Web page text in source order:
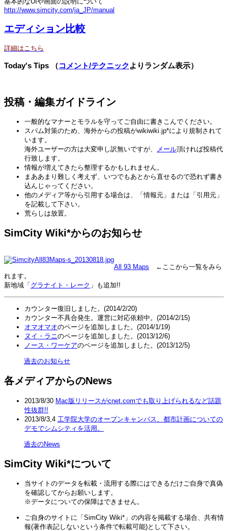
http://www.simcity.com/ja_JP/manual
エディション比較
詳細はこちら
Today's Tips （コメント/テクニック よりランダム表示）
投稿・編集ガイドライン
一般的なマナーとモラルを守ってご自由に書きこんでください。
スパム対策のため、海外からの投稿がwikiwiki.jp*により規制されて
います。
海外ユーザーの方は大変申し訳無いですが、
メール頂ければ投稿代
行致します。
情報が増えてきたら整理するかもしれません。
まああまり難しく考えず、いつでもあとから直せるので恐れず書き
込んじゃってください。
他のメディア等から引用する場合は、「情報元」または「引用元」
を記載して下さい。
荒らしは放置。
SimCity Wiki*からのお知らせ
All 93 Maps ←ここから一覧をみら
れます。
新地域「 グラナイト・レーク 」も追加!!
カウンター復旧しました。(2014/2/20)
カウンター不具合発生。運営に対応依頼中。(2014/2/15)
オマオマオのページを追加しました。(2014/1/19)
ヌイ・ラニのページを追加しました。(2013/12/6)
ノース・ワーケアのページを追加しました。(2013/12/5)
過去のお知らせ
各メディアからのNews
2013/8/30 Mac版リリースがcnet.comでも取り上げられるなど話題
性抜群!!
2013/8/3,4 工学院大学のオープンキャンパス、都市計画についての
デモでシムシティを活用。
過去のNews
SimCity Wiki*について
当サイトのデータを転載・流用する際にはできるだけご自身で真偽
を確認してからお願いします。
※データについての保障はできません。
ご自身のサイトに「SimCity Wiki*」の内容を掲載する場合、共有情
報(著作表記しないという条件で転載可能)として下さい。